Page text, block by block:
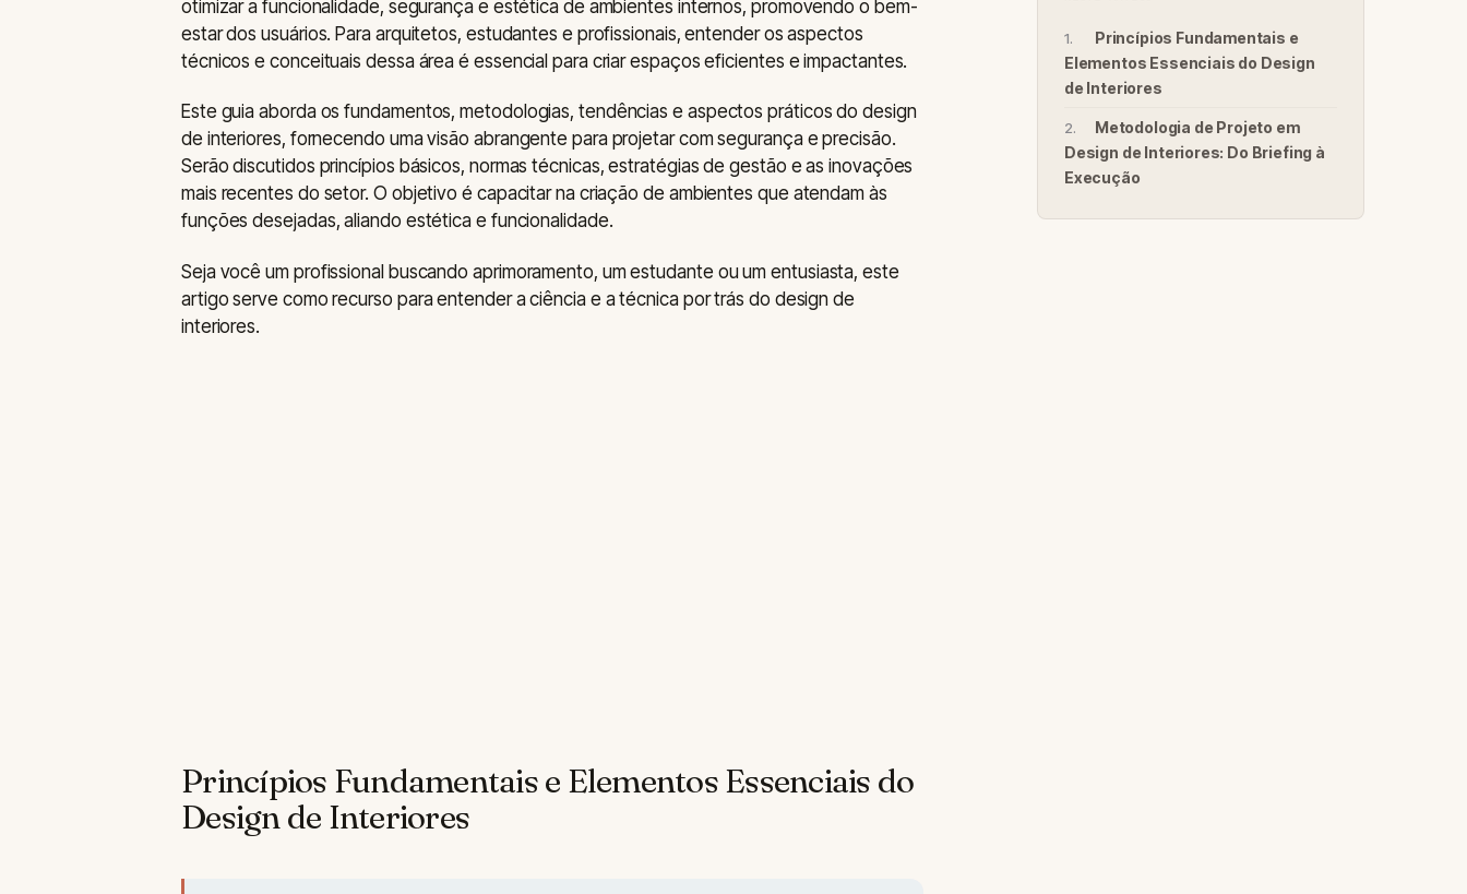
otimizar a funcionalidade, segurança e estética de ambientes internos, promovendo o bem-
estar dos usuários. Para arquitetos, estudantes e profissionais, entender os aspectos
técnicos e conceituais dessa área é essencial para criar espaços eficientes e impactantes.
Este guia aborda os fundamentos, metodologias, tendências e aspectos práticos do design
de interiores, fornecendo uma visão abrangente para projetar com segurança e precisão.
Serão discutidos princípios básicos, normas técnicas, estratégias de gestão e as inovações
mais recentes do setor. O objetivo é capacitar na criação de ambientes que atendam às
funções desejadas, aliando estética e funcionalidade.
Seja você um profissional buscando aprimoramento, um estudante ou um entusiasta, este
artigo serve como recurso para entender a ciência e a técnica por trás do design de
interiores.
Princípios Fundamentais e Elementos Essenciais do
Design de Interiores
Princípios Fundamentais e
Elementos Essenciais do Design
de Interiores
Metodologia de Projeto em
Design de Interiores: Do Briefing à
Execução